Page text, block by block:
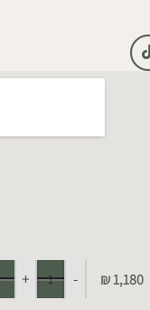
₪1,180
-
+